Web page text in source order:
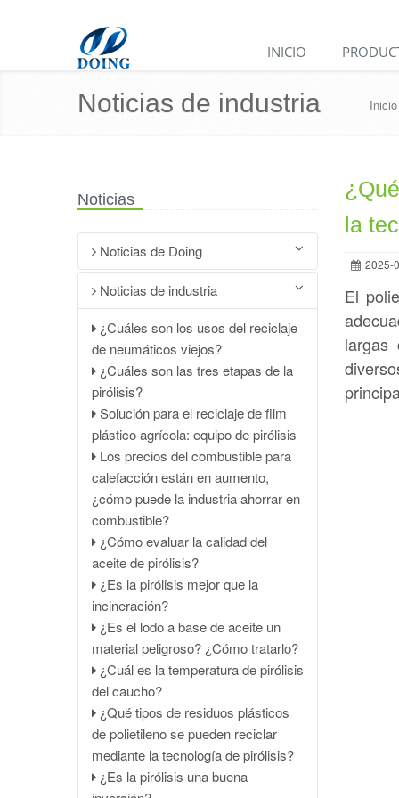
INICIO
Noticias de industria Inicio
Noticias
Noticias de Doing
Planta de pirólisis de neumáticos
de desecho DOING de 15 TPD por
lotes vendida a un cliente de Mali
DOING firma un acuerdo de
cooperación con un cliente
mexicano: Equipos de conversión
de neumáticos a diésel
Envío a Zambia del nuevo equipo
de destilación de aceite de pirólisis
de neumáticos a diésel con
catalizador DY-D-14
Equipo de pirólisis DOING de 500
kg sobre patines enviado a España.
Un cliente chino encargó a DOING
una planta de pirólisis de polvo de
caucho de 50 TPD.
Máquina de pirólisis de eliminación
de lodos de fondo de tanque
entregada a Colombia
Cliente egipcio hizo un pedido de la
unidad de pirólisis de desechos
médicos modelo DY-15
Nuevo pedido: un cliente
colombiano volvió a encargar a
Noticias de industria
¿Cuáles son los usos del reciclaje
de neumáticos viejos?
¿Cuáles son las tres etapas de la
pirólisis?
Solución para el reciclaje de film
plástico agrícola: equipo de pirólisis
Los precios del combustible para
calefacción están en aumento,
¿cómo puede la industria ahorrar en
combustible?
¿Cómo evaluar la calidad del
aceite de pirólisis?
¿Es la pirólisis mejor que la
incineración?
¿Es el lodo a base de aceite un
material peligroso? ¿Cómo tratarlo?
¿Cuál es la temperatura de pirólisis
del caucho?
¿Qué tipos de residuos plásticos
de polietileno se pueden reciclar
mediante la tecnología de pirólisis?
¿Es la pirólisis una buena
la
2025-
El
largas